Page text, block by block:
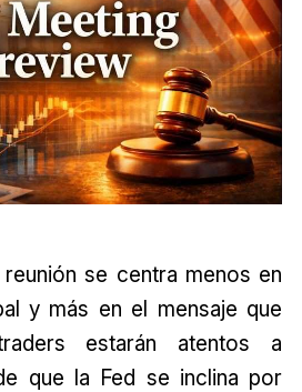
se centra menos en
y más en el mensaje que
estarán atentos a
que la Fed se inclina por